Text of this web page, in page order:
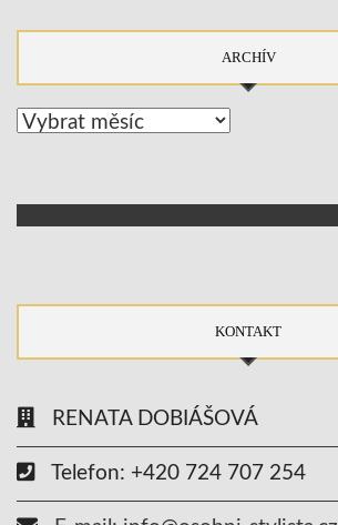
ARCHÍV
Archív
KONTAKT
RENATA DOBIÁŠOVÁ
Telefon: +420 724 707 254